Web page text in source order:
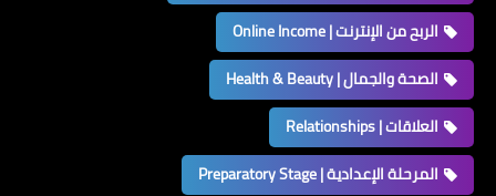
الربح من الإنترنت | Online Income
الصحة والجمال | Health & Beauty
العلاقات | Relationships
المرحلة الإعدادية | Preparatory Stage